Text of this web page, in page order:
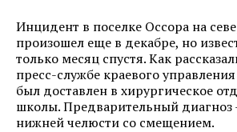
Инцидент в поселке Оссора на
произошел еще в декабре, но
только месяц спустя. Как
пресс-службе краевого
был доставлен в хирургическое
школы. Предварительный диагноз
нижней челюсти со смещением.